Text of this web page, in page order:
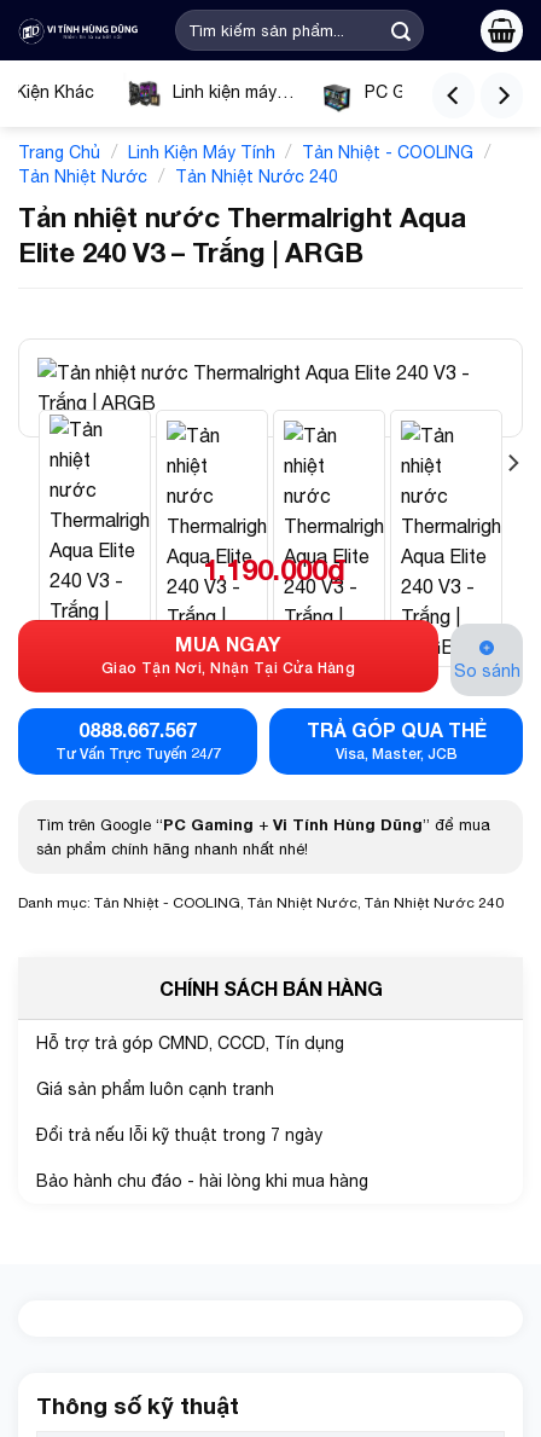
qua
dung
Tìm
kiếm:
Linh kiện máy
PC Gaming
Kiện Khác
Trang Chủ / Linh Kiện Máy Tính / Tản Nhiệt - COOLING /
Tản Nhiệt Nước / Tản Nhiệt Nước 240
Tản nhiệt nước Thermalright Aqua
Elite 240 V3 – Trắng | ARGB
1.190.000₫
MUA NGAY
Giao Tận Nơi, Nhận Tại Cửa Hàng So sánh
0888.667.567
Tư Vấn Trực Tuyến 24/7
TRẢ GÓP QUA THẺ
Visa, Master, JCB
Tìm trên Google “PC Gaming + Vi Tính Hùng Dũng” để mua
sản phẩm chính hãng nhanh nhất nhé!
Danh mục: Tản Nhiệt - COOLING, Tản Nhiệt Nước, Tản Nhiệt Nước 240
CHÍNH SÁCH BÁN HÀNG
Hỗ trợ trả góp CMND, CCCD, Tín dụng
Giá sản phẩm luôn cạnh tranh
Đổi trả nếu lỗi kỹ thuật trong 7 ngày
Bảo hành chu đáo - hài lòng khi mua hàng
Thông số kỹ thuật